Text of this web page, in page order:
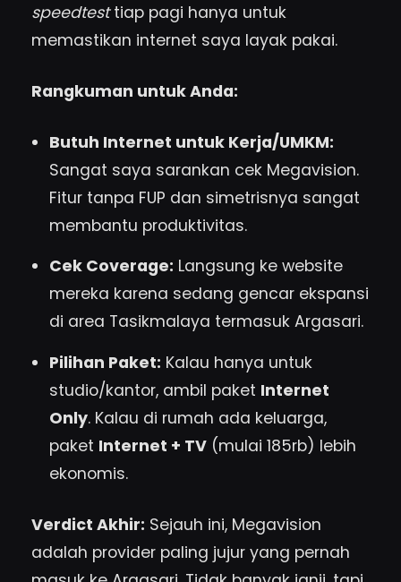
speedtesttiap pagi hanya untuk
memastikan internet saya layak pakai.
Rangkuman untuk Anda:
Butuh Internet untuk Kerja/UMKM:
Sangat saya sarankan cek Megavision.
Fitur tanpa FUP dan simetrisnya sangat
membantu produktivitas.
Cek Coverage: Langsung ke website
mereka karena sedang gencar ekspansi
di area Tasikmalaya termasuk Argasari.
Pilihan Paket: Kalau hanya untuk
studio/kantor, ambil paket Internet
Only. Kalau di rumah ada keluarga,
paket Internet + TV (mulai 185rb) lebih
ekonomis.
Verdict Akhir: Sejauh ini, Megavision
adalah provider paling jujur yang pernah